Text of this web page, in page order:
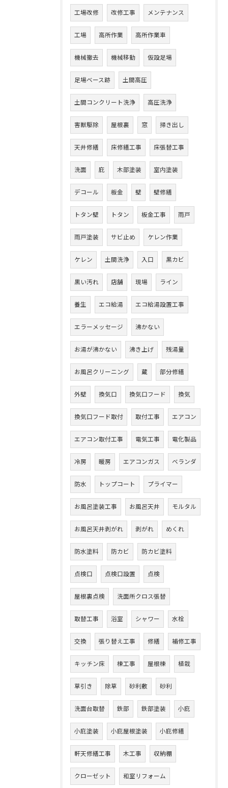
工場改修 改修工事 メンテナンス
工場 高所作業 高所作業車
機械撤去 機械移動 仮設足場
足場ベース跡 土間高圧
土間コンクリート洗浄 高圧洗浄
害獣駆除 屋根裏 窓 掃き出し
天井修繕 床修繕工事 床張替工事
洗面 庇 木部塗装 室内塗装
デコール 板金 壁 壁修繕
トタン壁 トタン 板金工事 雨戸
雨戸塗装 サビ止め ケレン作業
ケレン 土間洗浄 入口 黒カビ
黒い汚れ 店舗 現場 ライン
養生 エコ給湯 エコ給湯設置工事
エラーメッセージ 沸かない
お湯が沸かない 沸き上げ 残湯量
お風呂クリーニング 蔵 部分修繕
外壁 換気口 換気口フード 換気
換気口フード取付 取付工事 エアコン
エアコン取付工事 電気工事 電化製品
冷房 暖房 エアコンガス ベランダ
防水 トップコート プライマー
お風呂塗装工事 お風呂天井 モルタル
お風呂天井剥がれ 剥がれ めくれ
防水塗料 防カビ 防カビ塗料
点検口 点検口設置 点検
屋根裏点検 洗面所クロス張替
取替工事 浴室 シャワー 水栓
交換 張り替え工事 修繕 補修工事
キッチン床 棟工事 屋根棟 植栽
草引き 除草 砂利敷 砂利
洗面台取替 鉄部 鉄部塗装 小庇
小庇塗装 小庇屋根塗装 小庇修繕
軒天修繕工事 木工事 収納棚
クローゼット 和室リフォーム